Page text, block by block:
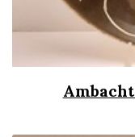
Ambacht